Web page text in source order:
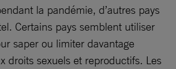
la pandémie, d’autres pays
Certains pays semblent utiliser
saper ou limiter davantage
droits sexuels et reproductifs. Les